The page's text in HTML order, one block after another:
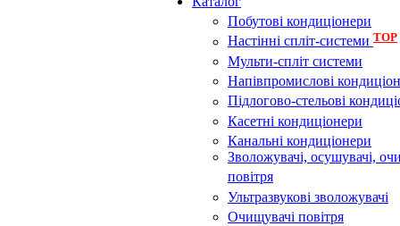
Побутові кондиціонери
Настінні спліт-системи TOP
Мульти-спліт системи
Напівпромислові
Підлогово-стельові
Касетні кондиціонери
Канальні кондиціонери
Зволожувачі, осушувачі,
повітря
Ультразвукові зволожувачі
Очищувачі повітря